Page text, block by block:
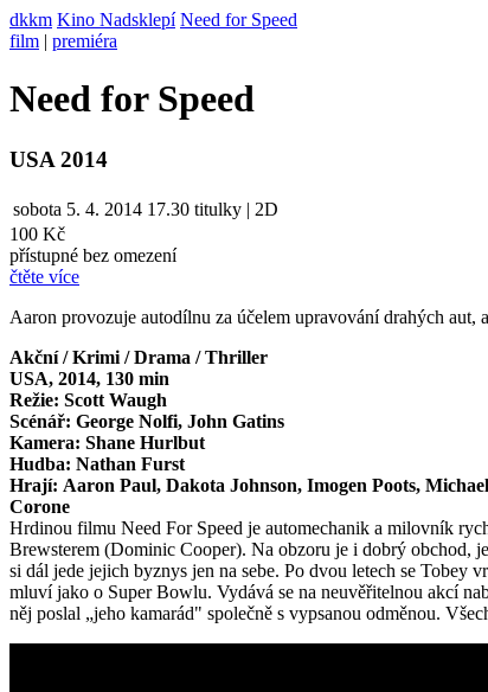
dkkm Kino Nadsklepí Need for Speed
film | premiéra
Need for Speed
USA 2014
sobota 5. 4. 2014 17.30 titulky | 2D
100 Kč
přístupné bez omezení
čtěte více
Aaron provozuje autodílnu za účelem upravování drahých aut,
Akční / Krimi / Drama / Thriller
USA, 2014, 130 min
Režie: Scott Waugh
Scénář: George Nolfi, John Gatins
Kamera: Shane Hurlbut
Hudba: Nathan Furst
Hrají: Aaron Paul, Dakota Johnson, Imogen Poots,
Corone
Hrdinou filmu Need For Speed je automechanik a milovník
Brewsterem (Dominic Cooper). Na obzoru je i dobrý obchod,
si dál jede jejich byznys jen na sebe. Po dvou letech se Tobey
mluví jako o Super Bowlu. Vydává se na neuvěřitelnou akcí
něj poslal „jeho kamarád" společně s vypsanou odměnou.